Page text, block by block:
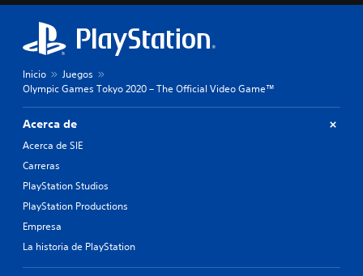
Inicio
Juegos
Olympic Games Tokyo 2020 – The Official Video Game™
Acerca de
Acerca de SIE
Carreras
PlayStation Studios
PlayStation Productions
Empresa
La historia de PlayStation